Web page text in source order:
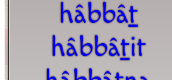
hâbbât
hâbbâtit